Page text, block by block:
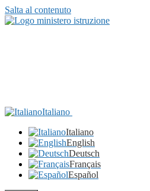
Salta al contenuto
Italiano
Italiano
English
Deutsch
Français
Español